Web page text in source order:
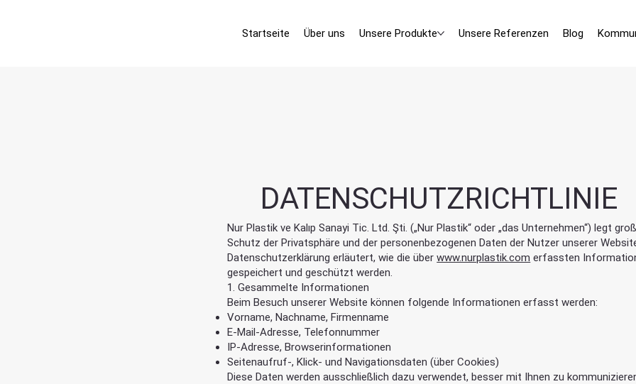
Startseite Über uns Unsere Produkte Unsere Referenzen Blog
DATENSCHUTZRICHTLINIE
Nur Plastik ve Kalıp Sanayi Tic. Ltd. Şti. („Nur Plastik“ oder „das Unternehmen“) legt
Schutz der Privatsphäre und der personenbezogenen Daten der Nutzer unserer
Datenschutzerklärung erläutert, wie die überwww.nurplastik.com erfassten
gespeichert und geschützt werden.
1. Gesammelte Informationen
Beim Besuch unserer Website können folgende Informationen erfasst werden:
Vorname, Nachname, Firmenname
E-Mail-Adresse, Telefonnummer
IP-Adresse, Browserinformationen
Seitenaufruf-, Klick- und Navigationsdaten (über Cookies)
Diese Daten werden ausschließlich dazu verwendet, besser mit Ihnen zu